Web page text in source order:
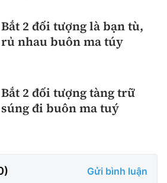
Bắt 2 đối tượng là bạn tù,
rủ nhau buôn ma túy
Bắt 2 đối tượng tàng trữ
súng đi buôn ma tuý
) Gửi bình luận